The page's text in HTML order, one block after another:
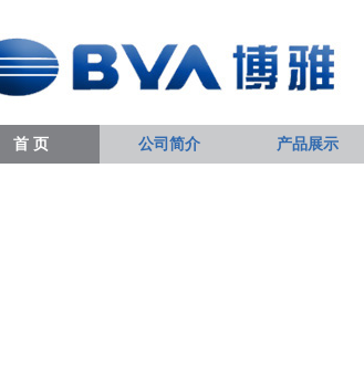
首 页 公司简介 产品展示